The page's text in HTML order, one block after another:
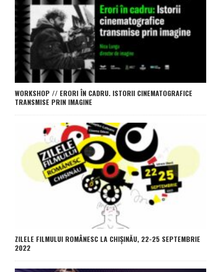
WORKSHOP // ERORI ÎN CADRU. ISTORII CINEMATOGRAFICE
TRANSMISE PRIN IMAGINE
ZILELE FILMULUI ROMÂNESC LA CHIȘINĂU, 22-25 SEPTEMBRIE
2022